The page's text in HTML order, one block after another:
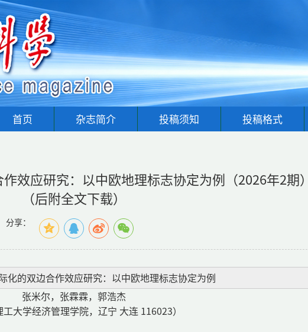
首页 杂志简介 投稿须知 投稿格式
效应研究：以中欧地理标志协定为例（2026年2期）
（后附全文下载）
分享：
化的双边合作效应研究：以中欧地理标志协定为例
张米尔，张霖霖，郭浩杰
工大学经济管理学院，辽宁 大连 116023）